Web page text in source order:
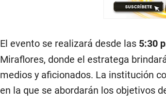
El evento se realizará desde las 5:30
Miraflores, donde el estratega
medios y aficionados. La institución
en la que se abordarán los objetivos